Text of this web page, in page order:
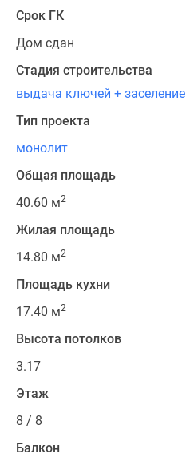
Срок ГК
Дом сдан
Стадия строительства
выдача ключей + заселение
Тип проекта
монолит
Общая площадь
40.60 м2
Жилая площадь
14.80 м2
Площадь кухни
17.40 м2
Высота потолков
3.17
Этаж
8 / 8
Балкон